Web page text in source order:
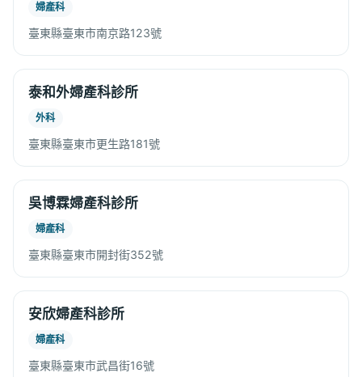
婦產科
臺東縣臺東市南京路123號
泰和外婦產科診所
外科
臺東縣臺東市更生路181號
吳博霖婦產科診所
婦產科
臺東縣臺東市開封街352號
安欣婦產科診所
婦產科
臺東縣臺東市武昌街16號